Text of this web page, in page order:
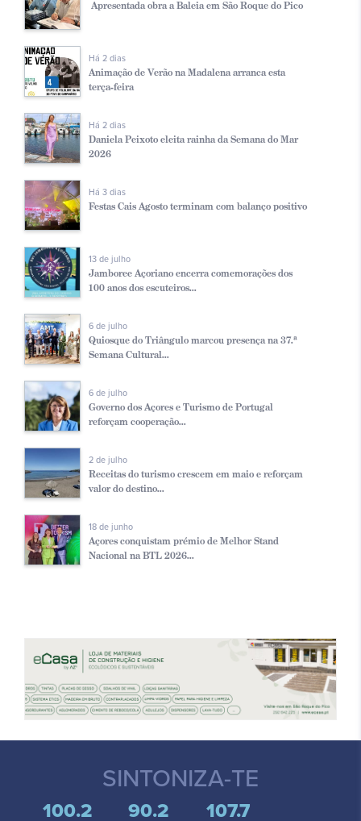
Apresentada obra a Baleia em São Roque do Pico
Há 2 dias
Animação de Verão na Madalena arranca esta
terça-feira
Há 2 dias
Daniela Peixoto eleita rainha da Semana do Mar
2026
Há 3 dias
Festas Cais Agosto terminam com balanço positivo
13 de julho
Jamboree Açoriano encerra comemorações dos
100 anos dos escuteiros...
6 de julho
Quiosque do Triângulo marcou presença na 37.ª
Semana Cultural...
6 de julho
Governo dos Açores e Turismo de Portugal
reforçam cooperação...
2 de julho
Receitas do turismo crescem em maio e reforçam
valor do destino...
18 de junho
Açores conquistam prémio de Melhor Stand
Nacional na BTL 2026...
SINTONIZA-TE
100.2 90.2 107.7